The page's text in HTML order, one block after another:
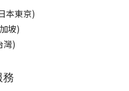
本東京)
坡)
灣)
務